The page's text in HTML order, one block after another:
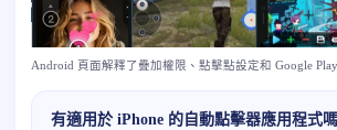
Android 頁面解釋了疊加權限、點擊點設定和 Google Play
有適用於 iPhone 的自動點擊器應用程式